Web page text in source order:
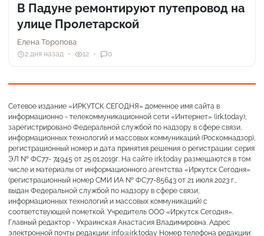
В Падуне ремонтируют путепровод на
улице Пролетарской
Елена Торопова
2 дня назад 12 0
Сетевое издание «ИРКУТСК СЕГОДНЯ» доменное имя сайта в
информационно - телекоммуникационной сети «Интернет» (irk.today),
зарегистрировано Федеральной службой по надзору в сфере связи,
информационных технологий и массовых коммуникаций (Роскомнадзор),
регистрационный номер и дата принятия решения о регистрации: серия
ЭЛ № ФС77- 74945 от 25.01.2019г. На сайте irk.today размещаются в том
числе и материалы от информационного агентства «Иркутск Сегодня»
(регистрационный номер СМИ ИА № ФС77-85643 от 21 июля 2023 г.,
выдан Федеральной службой по надзору в сфере связи,
информационных технологий и массовых коммуникаций) с
соответствующей пометкой. Учредитель ООО «Иркутск Сегодня».
Главный редактор - Украинская Анастасия Владимировна. Адрес
электронной почты редакции: info@irk.today Номер телефона редакции: